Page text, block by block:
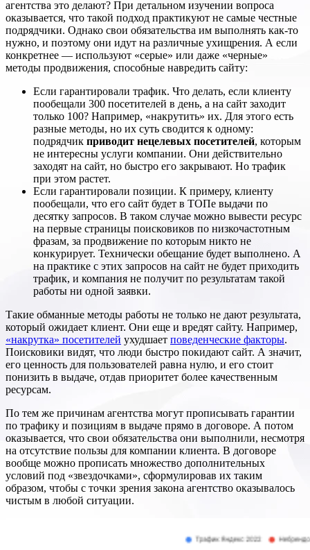
агентства это делают? При детальном изучении вопроса
оказывается, что такой подход практикуют не самые честные
подрядчики. Однако свои обязательства им выполнять как-то
нужно, и поэтому они идут на различные ухищрения. А если
конкретнее — используют «серые» или даже «черные»
методы продвижения, способные навредить сайту:
Если гарантировали трафик. Что делать, если клиенту
пообещали 300 посетителей в день, а на сайт заходит
только 100? Например, «накрутить» их. Для этого есть
разные методы, но их суть сводится к одному:
подрядчик приводит нецелевых посетителей, которым
не интересны услуги компании. Они действительно
заходят на сайт, но быстро его закрывают. Но трафик
при этом растет.
Если гарантировали позиции. К примеру, клиенту
пообещали, что его сайт будет в ТОПе выдачи по
десятку запросов. В таком случае можно вывести ресурс
на первые страницы поисковиков по низкочастотным
фразам, за продвижение по которым никто не
конкурирует. Технически обещание будет выполнено. А
на практике с этих запросов на сайт не будет приходить
трафик, и компания не получит по результатам такой
работы ни одной заявки.
Такие обманные методы работы не только не дают результата,
который ожидает клиент. Они еще и вредят сайту. Например,
«накрутка» посетителей ухудшает поведенческие факторы.
Поисковики видят, что люди быстро покидают сайт. А значит,
его ценность для пользователей равна нулю, и его стоит
понизить в выдаче, отдав приоритет более качественным
ресурсам.
По тем же причинам агентства могут прописывать гарантии
по трафику и позициям в выдаче прямо в договоре. А потом
оказывается, что свои обязательства они выполнили, несмотря
на отсутствие пользы для компании клиента. В договоре
вообще можно прописать множество дополнительных
условий под «звездочками», сформулировав их таким
образом, чтобы с точки зрения закона агентство оказывалось
чистым в любой ситуации.